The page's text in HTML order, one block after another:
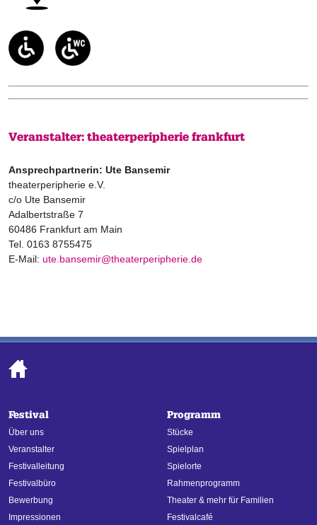
Veranstalter: theaterperipherie frankfurt
Ansprechpartnerin: Ute Bansemir
theaterperipherie e.V.
c/o Ute Bansemir
Adalbertstraße 7
60486 Frankfurt am Main
Tel. 0163 8755475
E-Mail: ute.bansemir@theaterperipherie.de
Festival
Über uns
Veranstalter
Festivalleitung
Festivalbüro
Bewerbung
Impressionen
Programm
Stücke
Spielplan
Spielorte
Rahmenprogramm
Theater & mehr für Familien
Festivalcafé